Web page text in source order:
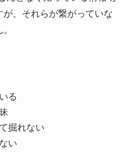
、それらが繋がっていな
る
掘れない
い